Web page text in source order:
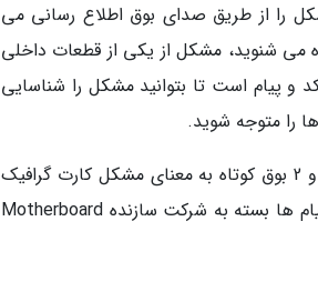
را از طریق صدای بوق اطلاع رسانی می
می شنوید، مشکل از یکی از قطعات داخلی
و پیام است تا بتوانید مشکل را شناسایی
را متوجه شوید.
به عنوان مثال، بوق ممتد حاکی از مشکل در RAM دستگاه است. 1 بوق طولانی و 2 بوق کوتاه به معنای مشکل کارت گرافیک
است. 5 بوق کوتاه نیز می تواند به معنای مشکل CPU باشد. با این حال، این پیام ها بسته به شرکت سازنده Motherboard